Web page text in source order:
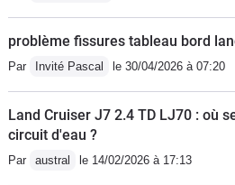
problème fissures tableau bord
Par Invité Pascal le 30/04/2026 à 07:20
Land Cruiser J7 2.4 TD LJ70 : où
circuit d'eau ?
Par austral le 14/02/2026 à 17:13